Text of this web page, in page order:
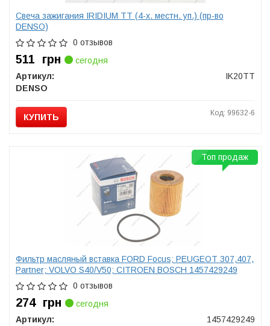
Свеча зажигания IRIDIUM TT (4-х. местн. уп.) (пр-во
DENSO)
0 отзывов
511 грн
сегодня
Артикул:
IK20TT
DENSO
КУПИТЬ Код: 99632-6
Фильтр масляный вставка FORD Focus; PEUGEOT 307,407,
Partner; VOLVO S40/V50; CITROEN BOSCH 1457429249
0 отзывов
274 грн
сегодня
Артикул:
1457429249
Топ продаж